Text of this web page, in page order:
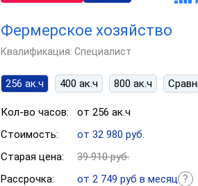
Фермерское хозяйство
Квалификация: Специалист
256 ак.ч 400 ак.ч 800 ак.ч
Кол-во часов:
от 256 ак.ч
Стоимость:
от 32 980 руб.
Старая цена:
39 910 руб.
Рассрочка:
от 2 749 руб в месяц